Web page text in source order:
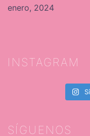
enero, 2024
INSTAGRAM
SÍGUENOS